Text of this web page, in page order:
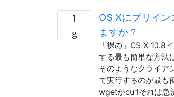
1
OS Xにプリイ
ますか？
「裸の」OS X 10.8
する最も簡単な方法
そのようなクライア
て実行するのが最も
wgetかcurlそれは急